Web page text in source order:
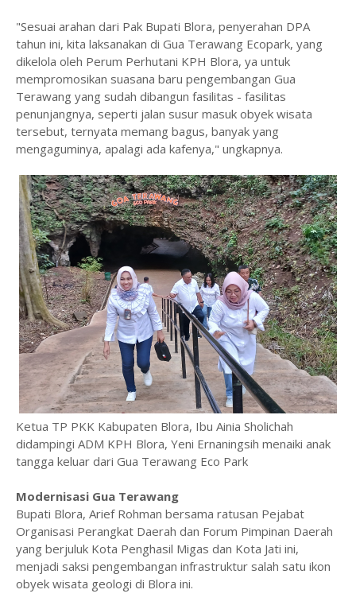
"Sesuai arahan dari Pak Bupati Blora, penyerahan DPA
tahun ini, kita laksanakan di Gua Terawang Ecopark, yang
dikelola oleh Perum Perhutani KPH Blora, ya untuk
mempromosikan suasana baru pengembangan Gua
Terawang yang sudah dibangun fasilitas - fasilitas
penunjangnya, seperti jalan susur masuk obyek wisata
tersebut, ternyata memang bagus, banyak yang
mengaguminya, apalagi ada kafenya," ungkapnya.
Ketua TP PKK Kabupaten Blora, Ibu Ainia Sholichah
didampingi ADM KPH Blora, Yeni Ernaningsih menaiki anak
tangga keluar dari Gua Terawang Eco Park
Modernisasi Gua Terawang
Bupati Blora, Arief Rohman bersama ratusan Pejabat
Organisasi Perangkat Daerah dan Forum Pimpinan Daerah
yang berjuluk Kota Penghasil Migas dan Kota Jati ini,
menjadi saksi pengembangan infrastruktur salah satu ikon
obyek wisata geologi di Blora ini.